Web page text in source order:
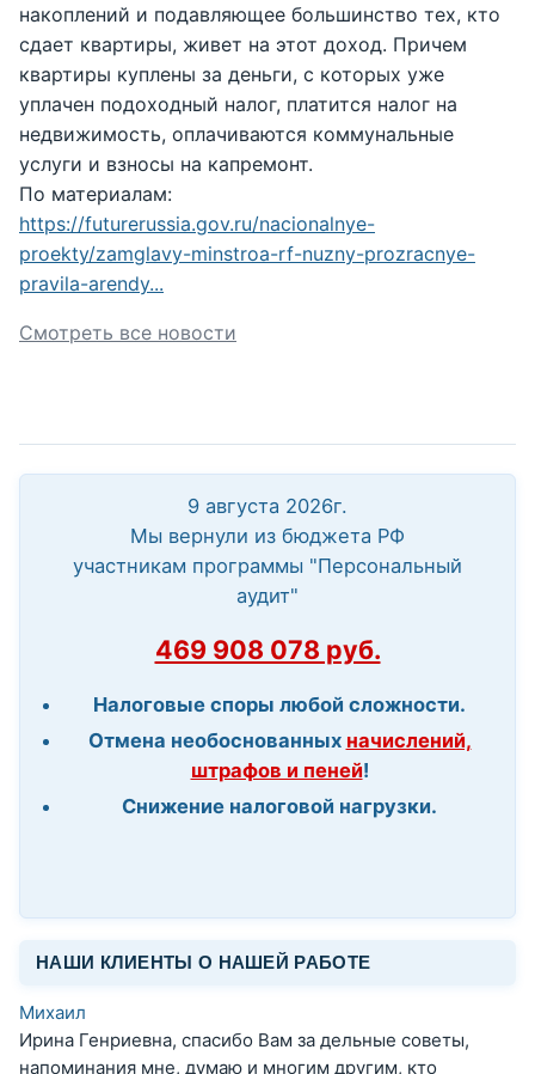
накоплений и подавляющее большинство тех, кто
сдает квартиры, живет на этот доход. Причем
квартиры куплены за деньги, с которых уже
уплачен подоходный налог, платится налог на
недвижимость, оплачиваются коммунальные
услуги и взносы на капремонт.
По материалам:
https://futurerussia.gov.ru/nacionalnye-
proekty/zamglavy-minstroa-rf-nuzny-prozracnye-
pravila-arendy...
Смотреть все новости
9 августа 2026г.
Мы вернули из бюджета РФ
участникам программы "Персональный
аудит"
469 908 078 руб.
Налоговые споры любой сложности.
Отмена необоснованных начислений,
штрафов и пеней!
Снижение налоговой нагрузки.
НАШИ КЛИЕНТЫ О НАШЕЙ РАБОТЕ
Михаил
Ирина Генриевна, спасибо Вам за дельные советы,
напоминания мне, думаю и многим другим, кто